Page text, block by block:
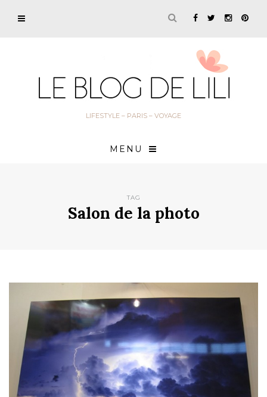
LIFESTYLE – PARIS – VOYAGE
MENU
TAG
Salon de la photo